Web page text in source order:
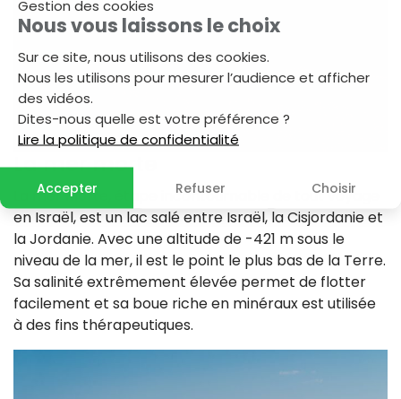
Gestion des cookies
Nous vous laissons le choix
Sur ce site, nous utilisons des cookies.
Nous les utilisons pour mesurer l’audience et afficher
des vidéos.
Dites-nous quelle est votre préférence ?
Lire la politique de confidentialité
Accepter Refuser Choisir
La mer morte
La mer Morte, étape incontournable de tout voyage
en Israël, est un lac salé entre Israël, la Cisjordanie et
la Jordanie. Avec une altitude de -421 m sous le
niveau de la mer, il est le point le plus bas de la Terre.
Sa salinité extrêmement élevée permet de flotter
facilement et sa boue riche en minéraux est utilisée
à des fins thérapeutiques.